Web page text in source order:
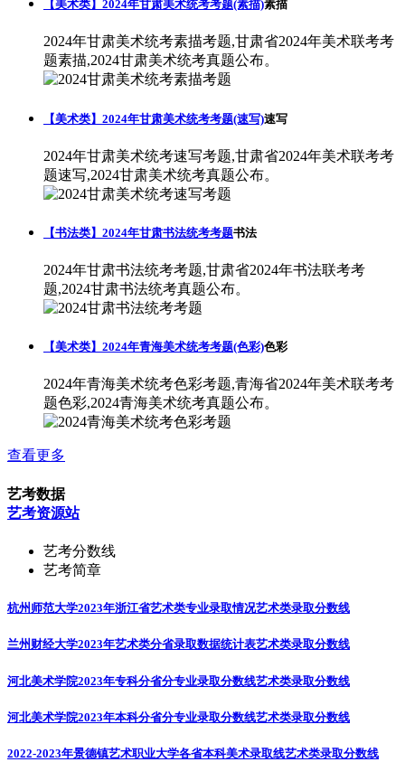
【美术类】2024年甘肃美术统考考题(素描)素描
2024年甘肃美术统考素描考题,甘肃省2024年美术联考考
题素描,2024甘肃美术统考真题公布。
【美术类】2024年甘肃美术统考考题(速写)速写
2024年甘肃美术统考速写考题,甘肃省2024年美术联考考
题速写,2024甘肃美术统考真题公布。
【书法类】2024年甘肃书法统考考题书法
2024年甘肃书法统考考题,甘肃省2024年书法联考考
题,2024甘肃书法统考真题公布。
【美术类】2024年青海美术统考考题(色彩)色彩
2024年青海美术统考色彩考题,青海省2024年美术联考考
题色彩,2024青海美术统考真题公布。
查看更多
艺考数据
艺考资源站
艺考分数线
艺考简章
杭州师范大学2023年浙江省艺术类专业录取情况艺术类录取分数线
兰州财经大学2023年艺术类分省录取数据统计表艺术类录取分数线
河北美术学院2023年专科分省分专业录取分数线艺术类录取分数线
河北美术学院2023年本科分省分专业录取分数线艺术类录取分数线
2022-2023年景德镇艺术职业大学各省本科美术录取线艺术类录取分数线